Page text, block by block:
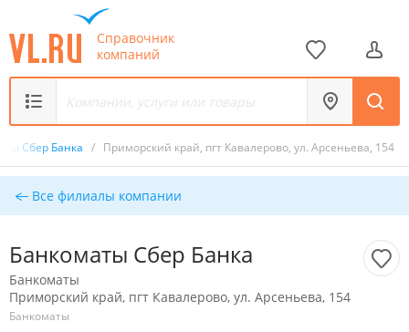
Справочник
компаний
Сбер Банка / Приморский край, пгт Кавалерово, ул. Арсеньева, 154
Все филиалы компании
Банкоматы Сбер Банка
Банкоматы
Приморский край, пгт Кавалерово, ул. Арсеньева, 154
Банкоматы